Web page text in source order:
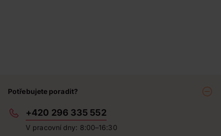
Potřebujete poradit?
+420 296 335 552
V pracovní dny: 8:00–16:30